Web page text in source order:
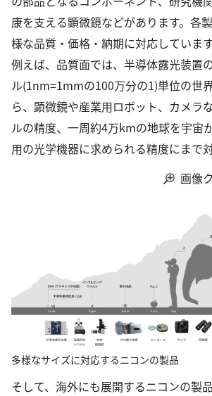
康を支える顕微鏡などがあります。各
様な品質・価格・納期に対応しています
例えば、品質面では、半導体露光装置
ル(1nm=1mmの100万分の1)単位の世
ら、顕微鏡や産業用ロボット、カメラ
ルの精度、一周約4万kmの地球を宇宙
用の光学機器に求められる精度にまで
画像
多様なサイズに対応するニコンの製品
そして、海外にも展開するニコンの製